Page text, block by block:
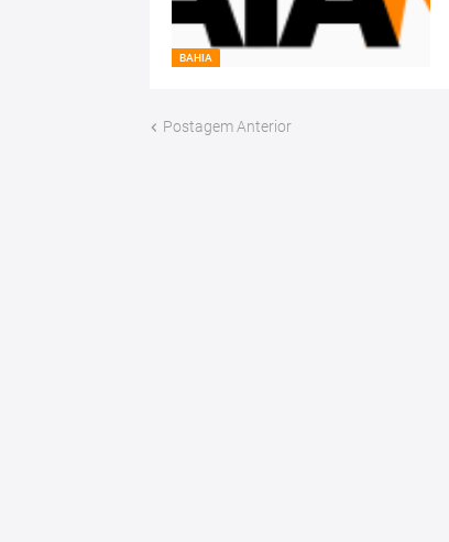
BAHIA
Postagem Anterior